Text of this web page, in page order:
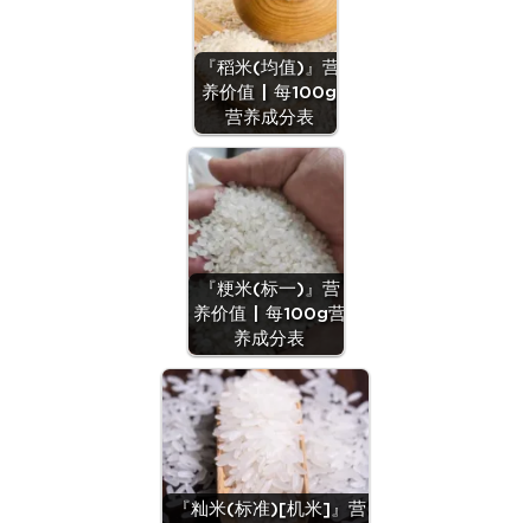
『稻米(均值)』营
养价值 | 每100g
营养成分表
『粳米(标一)』营
养价值 | 每100g营
养成分表
『籼米(标准)[机米]』营